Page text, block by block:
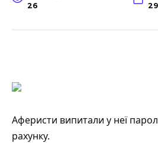
26
Аферисти випитали у неї
рахунку.